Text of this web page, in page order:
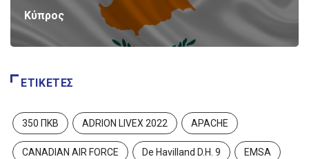
Κύπρος
ΕΤΙΚΈΤΕΣ
350 ΠΚΒ ADRION LIVEX 2022 APACHE
CANADIAN AIR FORCE De Havilland D.H. 9 EMSA